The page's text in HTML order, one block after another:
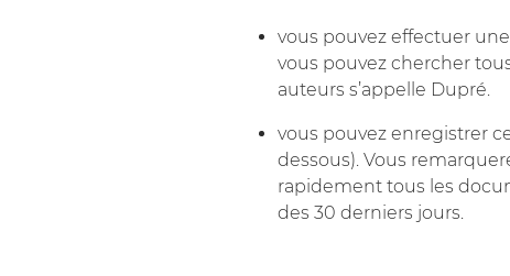
vous pouvez effectuer
vous pouvez chercher
auteurs s’appelle Dupré.
vous pouvez enregistrer
dessous). Vous
rapidement tous les
des 30 derniers jours.